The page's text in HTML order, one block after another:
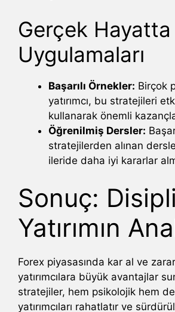
Gerçek
Uygulamaları
Başarılı Örnekler: Birçok
yatırımcı, bu stratejileri
kullanarak önemli
Öğrenilmiş Dersler:
stratejilerden alınan
ileride daha iyi kararlar
Sonuç:
Yatırımın
Forex piyasasında kar al ve
yatırımcılara büyük avantajlar
stratejiler, hem psikolojik hem
yatırımcıları rahatlatır ve